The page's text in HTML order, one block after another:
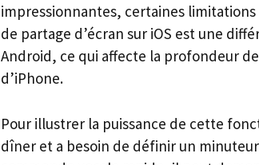
impressionnantes, certaines
de partage d’écran sur iOS est une
Android, ce qui affecte la profondeur
d’iPhone.
Pour illustrer la puissance de cette
dîner et a besoin de définir un